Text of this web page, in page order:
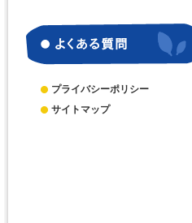
ー
カ
プライバシーポリシー
サイトマップ